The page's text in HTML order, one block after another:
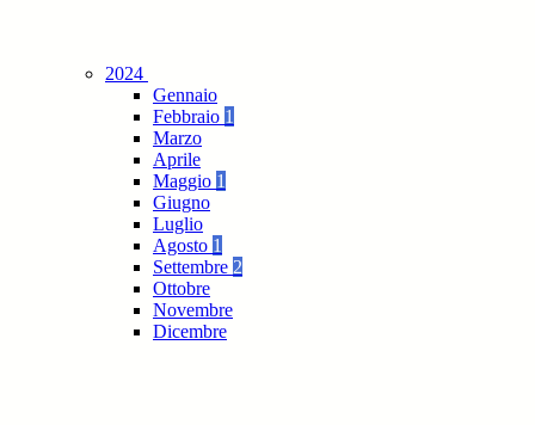
2024
Gennaio
Febbraio 1
Marzo
Aprile
Maggio 1
Giugno
Luglio
Agosto 1
Settembre 2
Ottobre
Novembre
Dicembre